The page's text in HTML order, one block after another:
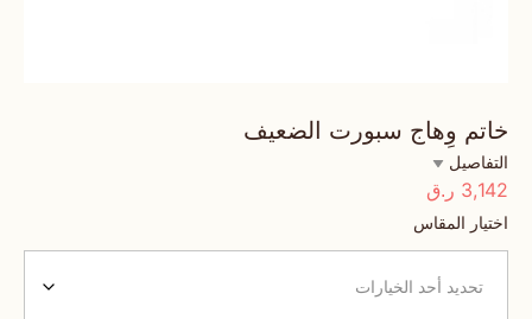
خاتم وِهاج سبورت الضعيف
التفاصيل
3,142 ر.ق
اختيار المقاس